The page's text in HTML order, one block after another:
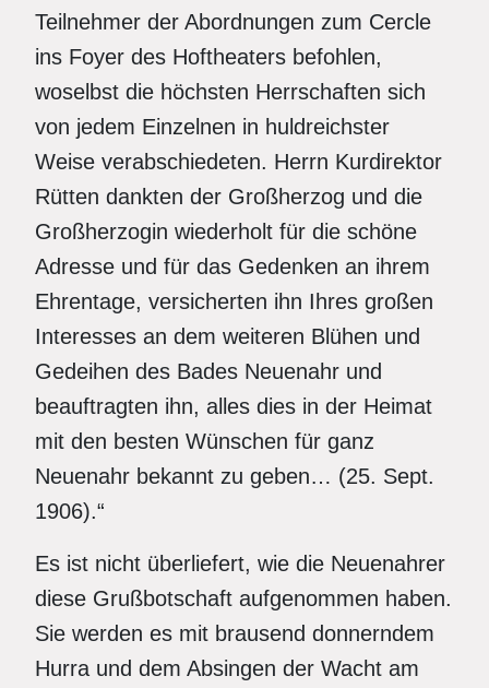
Teilnehmer der Abordnungen zum Cercle
ins Foyer des Hoftheaters befohlen,
woselbst die höchsten Herrschaften sich
von jedem Einzelnen in huldreichster
Weise verabschiedeten. Herrn Kurdirektor
Rütten dankten der Großherzog und die
Großherzogin wiederholt für die schöne
Adresse und für das Gedenken an ihrem
Ehrentage, versicherten ihn Ihres großen
Interesses an dem weiteren Blühen und
Gedeihen des Bades Neuenahr und
beauftragten ihn, alles dies in der Heimat
mit den besten Wünschen für ganz
Neuenahr bekannt zu geben… (25. Sept.
1906).“
Es ist nicht überliefert, wie die Neuenahrer
diese Grußbotschaft aufgenommen haben.
Sie werden es mit brausend donnerndem
Hurra und dem Absingen der Wacht am